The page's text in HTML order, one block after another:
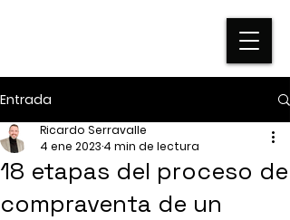
Entrada
18 etapas del proceso de
compraventa de un
Ricardo Serravalle
4 ene 2023 4 min de lectura